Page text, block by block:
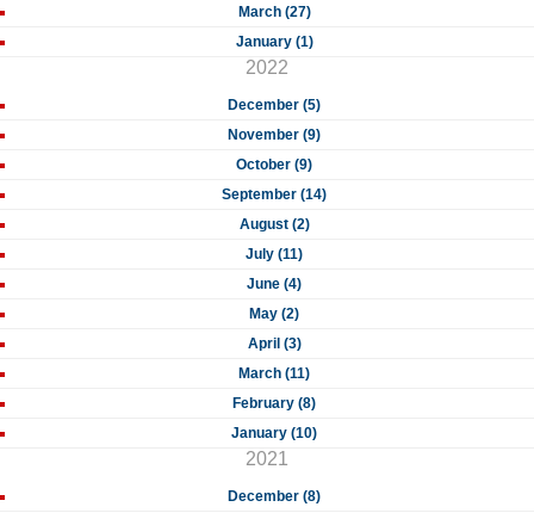
March (27)
January (1)
2022
December (5)
November (9)
October (9)
September (14)
August (2)
July (11)
June (4)
May (2)
April (3)
March (11)
February (8)
January (10)
2021
December (8)